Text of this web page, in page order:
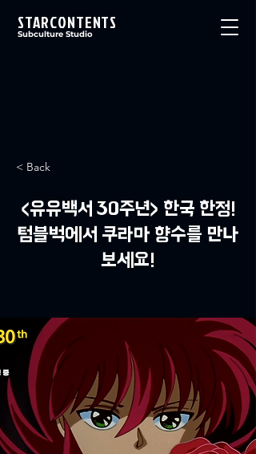
STARCONTENTS
Subculture Studio
< Back
<유유백서 30주년> 한국 한정!
텀블벅에서 쿠라마 향수를 만나
보세요!